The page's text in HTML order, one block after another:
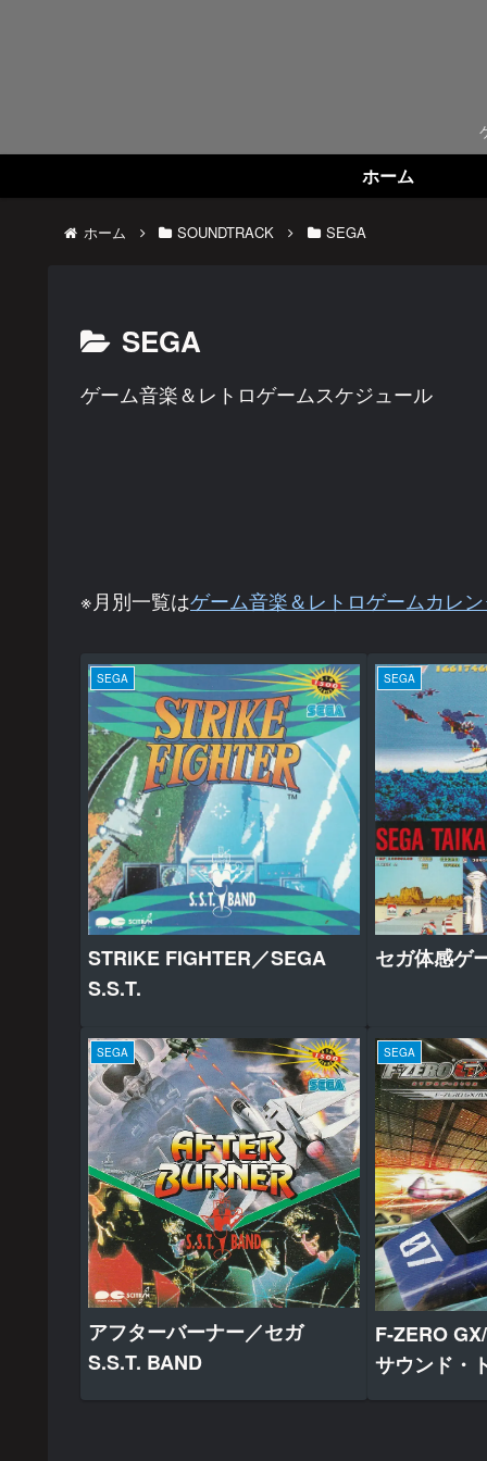
ホーム
ホーム SOUNDTRACK SEGA
SEGA
ゲーム音楽＆レトロゲームスケジュール
※月別一覧はゲーム音楽＆レトロゲームカレ
SEGA
STRIKE FIGHTER／SEGA
S.S.T.
SEGA
セガ体感ゲ
SEGA
アフターバーナー／セガ
S.S.T. BAND
SEGA
F-ZERO
サウンド・